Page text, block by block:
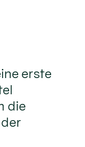
erste
die